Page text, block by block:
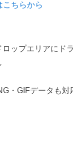
こちらから
ップエリアにド
・GIFデータも